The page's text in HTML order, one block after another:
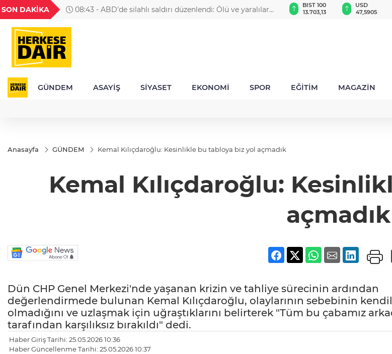
SON DAKİKA
08:43 - ABD'de silahlı saldırı düzenlendi: Ölü ve yaralılar
18,1990
TND
16,2480
BGN
28,0626
VND
0,0018
GAU/TRY
6.529,13
BIST 100
13.703,13
USD
47,5905
GÜNDEM ASAYİŞ SİYASET EKONOMİ SPOR EĞİTİM MAGAZİN
Anasayfa GÜNDEM Kemal Kılıçdaroğlu: Kesinlikle bu tabloya biz yol açmadık
Kemal Kılıçdaroğlu:
açmadık
Dün CHP Genel Merkezi'nde yaşanan krizin ve tahliye sürecinin ardından
değerlendirmede bulunan Kemal Kılıçdaroğlu, olaylarının sebebinin
olmadığını ve uzlaşmak için uğraştıklarını belirterek "Tüm bu çabamız
tarafından karşılıksız bırakıldı" dedi.
Haber Giriş Tarihi: 25.05.2026 10:36
Haber Güncellenme Tarihi: 25.05.2026 10:37